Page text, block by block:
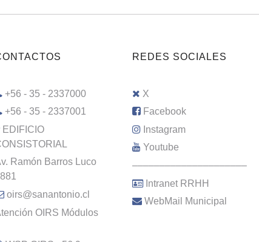
+56 - 35 - 2337000
+56 - 35 - 2337001
EDIFICIO
Ramón Barros Luco
oirs@sanantonio.cl
OIRS Módulos
REDES SOCIALES
X
Facebook
Instagram
Youtube
–––––––––––––––––––––
Intranet RRHH
WebMail Municipal